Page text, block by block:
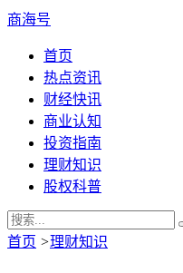
商海号
首页
热点资讯
财经快讯
商业认知
投资指南
理财知识
股权科普
首页 >理财知识